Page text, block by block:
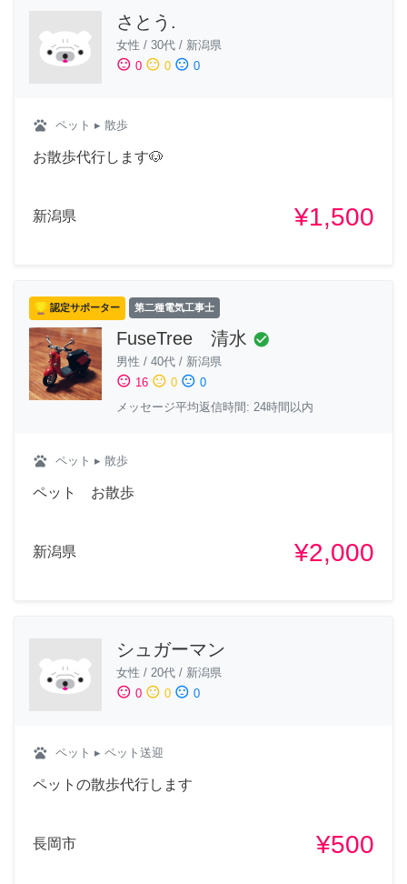
さとう.
女性 / 30代 / 新潟県
sentiment_satisfied 0 sentiment_neutral 0 sentiment_dissatisfied 0
pets ペット ▸ 散歩
お散歩代行します🐶
新潟県 ¥1,500
認定サポーター 第二種電気工事士
FuseTree 清水 check_circle
男性 / 40代 / 新潟県
sentiment_satisfied 16 sentiment_neutral 0 sentiment_dissatisfied 0
メッセージ平均返信時間: 24時間以内
pets ペット ▸ 散歩
ペット お散歩
新潟県 ¥2,000
シュガーマン
女性 / 20代 / 新潟県
sentiment_satisfied 0 sentiment_neutral 0 sentiment_dissatisfied 0
pets ペット ▸ ペット送迎
ペットの散歩代行します
長岡市 ¥500